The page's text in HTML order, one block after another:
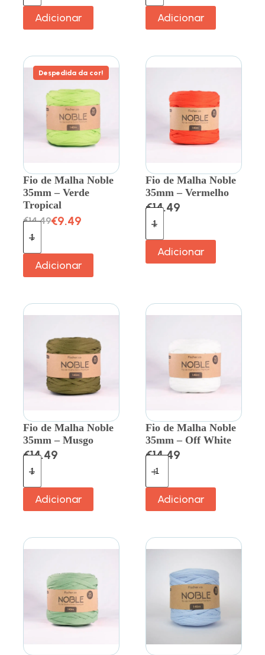
Adicionar Adicionar
Despedida da cor!
Fio de Malha Noble
35mm – Verde
Tropical
€14.49€9.49
Adicionar
Fio de Malha Noble
35mm – Vermelho
€14.49
Adicionar
Fio de Malha Noble
35mm – Musgo
€14.49
Adicionar
Fio de Malha Noble
35mm – Off White
€14.49
Adicionar